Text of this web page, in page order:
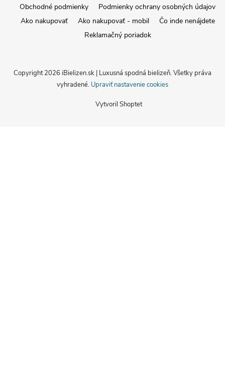
Obchodné podmienky
Podmienky ochrany osobných údajov
Ako nakupovať
Ako nakupovať - mobil
Čo inde nenájdete
Reklamačný poriadok
Vytvoril Shoptet
Copyright 2026 iBielizen.sk | Luxusná spodná bielizeň. Všetky práva
vyhradené. Upraviť nastavenie cookies